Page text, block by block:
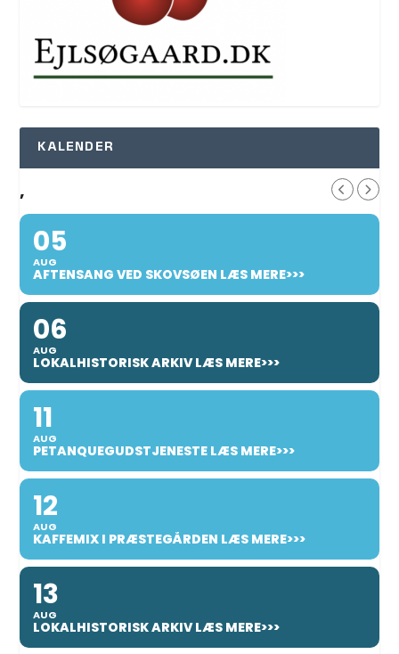
KALENDER
,
05
AUG
AFTENSANG VED SKOVSØEN LÆS MERE>>>
06
AUG
LOKALHISTORISK ARKIV LÆS MERE>>>
11
AUG
PETANQUEGUDSTJENESTE LÆS MERE>>>
12
AUG
KAFFEMIX I PRÆSTEGÅRDEN LÆS MERE>>>
13
AUG
LOKALHISTORISK ARKIV LÆS MERE>>>